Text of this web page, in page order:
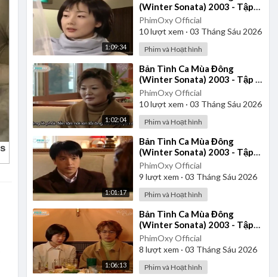
1:09:34
(Winter Sonata) 2003 - Tập
13 | Vietsub
PhimOxy Official
10lượt xem · 03 Tháng Sáu 2026
Phim và Hoạt hình
1:02:04
⁣Bản Tình Ca Mùa Đông
(Winter Sonata) 2003 - Tập 9
| Vietsub
PhimOxy Official
10lượt xem · 03 Tháng Sáu 2026
Phim và Hoạt hình
1:01:17
⁣Bản Tình Ca Mùa Đông
(Winter Sonata) 2003 - Tập
12 | Vietsub
PhimOxy Official
9 lượt xem · 03 Tháng Sáu 2026
Phim và Hoạt hình
1:06:13
⁣Bản Tình Ca Mùa Đông
(Winter Sonata) 2003 - Tập
15 | Vietsub
PhimOxy Official
8 lượt xem · 03 Tháng Sáu 2026
Phim và Hoạt hình